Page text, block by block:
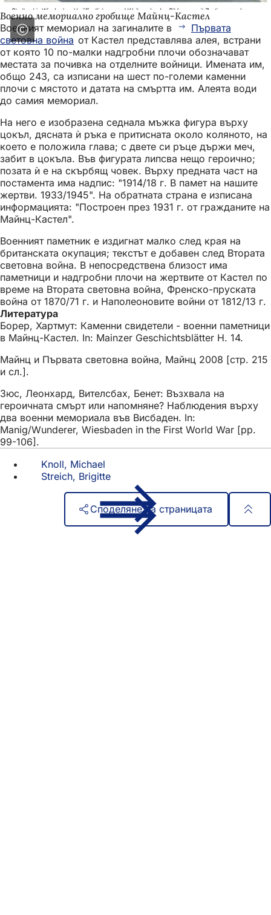
Военно мемориално гробище Майнц-Кастел
Военният мемориал на загиналите в
Първата
световна война от Кастел представлява алея, встрани
от която 10 по-малки надгробни плочи обозначават
местата за почивка на отделните войници. Имената им,
общо 243, са изписани на шест по-големи каменни
плочи с мястото и датата на смъртта им. Алеята води
до самия мемориал.
На него е изобразена седнала мъжка фигура върху
цокъл, дясната ѝ ръка е притисната около коляното, на
което е положила глава; с двете си ръце държи меч,
забит в цокъла. Във фигурата липсва нещо героично;
позата ѝ е на скърбящ човек. Върху предната част на
постамента има надпис: "1914/18 г. В памет на нашите
жертви. 1933/1945". На обратната страна е изписана
информацията: "Построен през 1931 г. от гражданите на
Майнц-Кастел".
Военният паметник е издигнат малко след края на
британската окупация; текстът е добавен след Втората
световна война. В непосредствена близост има
паметници и надгробни плочи на жертвите от Кастел по
време на Втората световна война, Френско-пруската
война от 1870/71 г. и Наполеоновите войни от 1812/13 г.
Литература
Борер, Хартмут: Каменни свидетели - военни паметници
в Майнц-Кастел. In: Mainzer Geschichtsblätter H. 14.
Майнц и Първата световна война, Майнц 2008 [стр. 215
и сл.].
Зюс, Леонхард, Вителсбах, Бенет: Възхвала на
героичната смърт или напомняне? Наблюдения върху
два военни мемориала във Висбаден. In:
Manig/Wunderer, Wiesbaden in the First World War [pp.
99-106].
Knoll, Michael
Streich, Brigitte
Споделяне на страницата